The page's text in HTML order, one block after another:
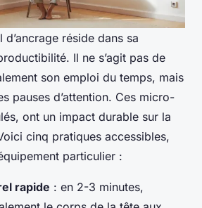
d’ancrage réside dans sa
Il ne s’agit pas de
son emploi du temps, mais
pauses d’attention. Ces micro-
ont un impact durable sur la
cinq pratiques accessibles,
particulier :
rapide : en 2-3 minutes,